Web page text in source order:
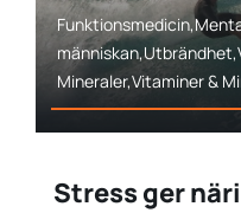
Mineraler,Vitaminer &
Stress ger